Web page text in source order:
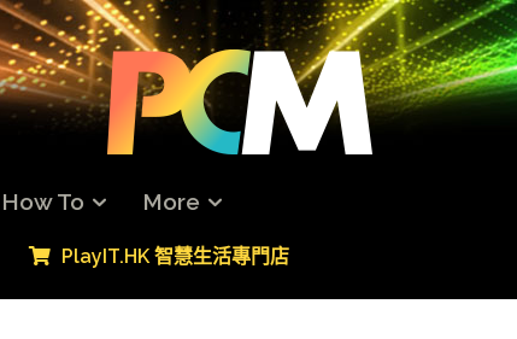
How To More
PlayIT.HK 智慧生活專門店